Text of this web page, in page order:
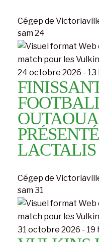
Cégep de
sam24
24 octobre 2026 - 13
LACTALIS
Cégep de
sam31
31 octobre 2026 - 19